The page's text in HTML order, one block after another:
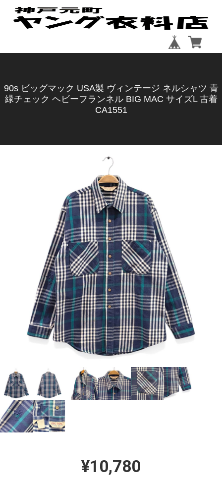
90s ビッグマック USA製 ヴィンテージ ネルシャツ 青
緑チェック ヘビーフランネル BIG MAC サイズL 古着
CA1551
¥10,780